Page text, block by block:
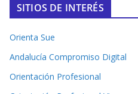
SITIOS DE INTERÉS
Orienta Sue
Andalucía Compromiso Digital
Orientación Profesional